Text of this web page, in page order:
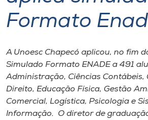
Atendimento ao Estudante
Portal de Ensino
A
Unoesc
Formato
A Unoesc Chapecó aplicou, no fim
Simulado Formato ENADE a 491
Administração, Ciências Contábeis,
Direito, Educação Física, Gestão
Comercial, Logística, Psicologia e
Informação. O diretor de